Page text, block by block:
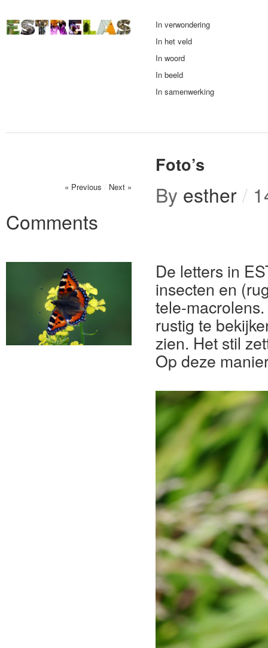
In verwondering
In het veld
In woord
In beeld
In samenwerking
Foto’s
« Previous / Next » By esther /
Comments
De letters in
insecten en
tele-
rustig te
zien. Het stil
Op deze